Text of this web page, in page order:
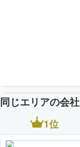
同じエリアの会
1位